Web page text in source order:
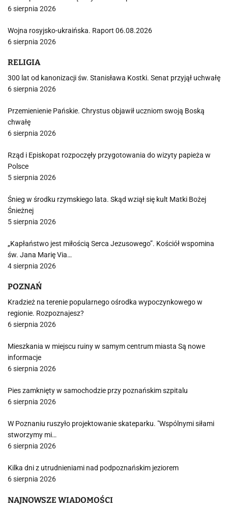
6 sierpnia 2026
Wojna rosyjsko-ukraińska. Raport 06.08.2026
6 sierpnia 2026
RELIGIA
300 lat od kanonizacji św. Stanisława Kostki. Senat przyjął uchwałę
6 sierpnia 2026
Przemienienie Pańskie. Chrystus objawił uczniom swoją Boską
chwałę
6 sierpnia 2026
Rząd i Episkopat rozpoczęły przygotowania do wizyty papieża w
Polsce
5 sierpnia 2026
Śnieg w środku rzymskiego lata. Skąd wziął się kult Matki Bożej
Śnieżnej
5 sierpnia 2026
„Kapłaństwo jest miłością Serca Jezusowego”. Kościół wspomina
św. Jana Marię Via…
4 sierpnia 2026
POZNAŃ
Kradzież na terenie popularnego ośrodka wypoczynkowego w
regionie. Rozpoznajesz?
6 sierpnia 2026
Mieszkania w miejscu ruiny w samym centrum miasta Są nowe
informacje
6 sierpnia 2026
Pies zamknięty w samochodzie przy poznańskim szpitalu
6 sierpnia 2026
W Poznaniu ruszyło projektowanie skateparku. "Wspólnymi siłami
stworzymy mi…
6 sierpnia 2026
Kilka dni z utrudnieniami nad podpoznańskim jeziorem
6 sierpnia 2026
NAJNOWSZE WIADOMOŚCI